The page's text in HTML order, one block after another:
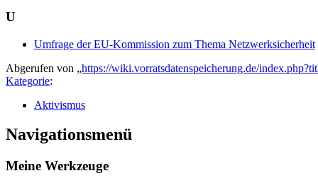
U
Umfrage der EU-Kommission zum Thema Netzwerksicherheit
Abgerufen von „https://wiki.vorratsdatenspeicherung.de/
Kategorie:
Aktivismus
Navigationsmenü
Meine Werkzeuge